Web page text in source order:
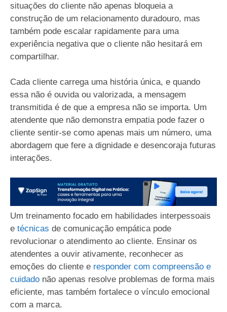
situações do cliente não apenas bloqueia a
construção de um relacionamento duradouro, mas
também pode escalar rapidamente para uma
experiência negativa que o cliente não hesitará em
compartilhar.
Cada cliente carrega uma história única, e quando
essa não é ouvida ou valorizada, a mensagem
transmitida é de que a empresa não se importa. Um
atendente que não demonstra empatia pode fazer o
cliente sentir-se como apenas mais um número, uma
abordagem que fere a dignidade e desencoraja futuras
interações.
Um treinamento focado em habilidades interpessoais
e técnicas de comunicação empática pode
revolucionar o atendimento ao cliente. Ensinar os
atendentes a ouvir ativamente, reconhecer as
emoções do cliente e responder com compreensão e
cuidado não apenas resolve problemas de forma mais
eficiente, mas também fortalece o vínculo emocional
com a marca.